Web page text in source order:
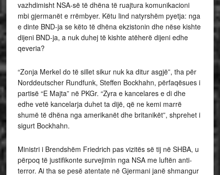
vazhdimisht NSA-së të dhëna të ruajtura komunikacioni
mbi gjermanët e rrëmbyer. Këtu lind natyrshëm pyetja: nga
e dinte BND-ja se këto të dhëna ekzistonin dhe nëse kishte
dijeni BND-ja, a nuk duhej të kishte atëherë dijeni edhe
qeveria?
“Zonja Merkel do të sillet sikur nuk ka ditur asgjë”, tha për
Norddeutscher Rundfunk, Steffen Bockhahn, përfaqësues i
partisë “E Majta” në PKGr. “Zyra e kancelares e di dhe
edhe vetë kancelarja duhet ta dijë, që ne kemi marrë
shumë të dhëna nga amerikanët dhe britanikët”, shprehet i
sigurt Bockhahn.
Ministri i Brendshëm Friedrich pas vizitës së tij në SHBA, u
përpoq të justifikonte survejimin nga NSA me luftën anti-
terror. Ai tha se pesë atentate në Gjermani janë shmangur